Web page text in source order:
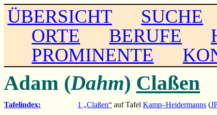
ÜBERSICHT
SUCHE
ORTE
BERUFE
PROMINENTE
Adam (Dahm) Claßen
Tafelindex: 1 „Claßen“ auf Tafel Kamp–Heidermanns (